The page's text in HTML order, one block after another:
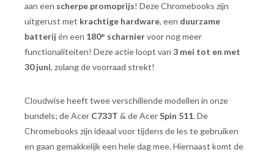
aan een scherpe promoprijs! Deze Chromebooks zijn
uitgerust met krachtige hardware, een duurzame
batterij én een 180° scharniervoor nog meer
functionaliteiten! Deze actie loopt van 3 mei tot en met
30 juni, zolang de voorraad strekt!
Cloudwise heeft twee verschillende modellen in onze
bundels; de Acer C733T & de AcerSpin 511. De
Chromebooks zijn ideaal voor tijdens de les te gebruiken
en gaan gemakkelijk een hele dag mee. Hiernaast komt de